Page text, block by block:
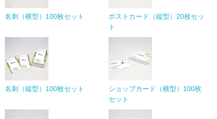
名刺（横型）100枚セット
ポストカード（縦型）20枚セッ
ト
名刺（縦型）100枚セット
ショップカード（横型）100枚
セット